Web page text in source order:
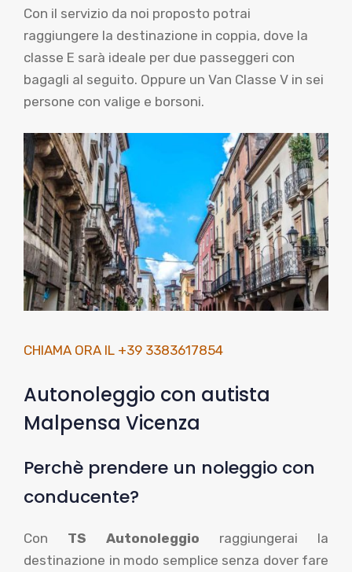
Con il servizio da noi proposto potrai
raggiungere la destinazione in coppia, dove la
classe E sarà ideale per due passeggeri con
bagagli al seguito. Oppure un Van Classe V in sei
persone con valige e borsoni.
CHIAMA ORA IL +39 3383617854
Autonoleggio con autista
Malpensa Vicenza
Perchè prendere un noleggio con
conducente?
Con TS Autonoleggio raggiungerai la
destinazione in modo semplice senza dover fare